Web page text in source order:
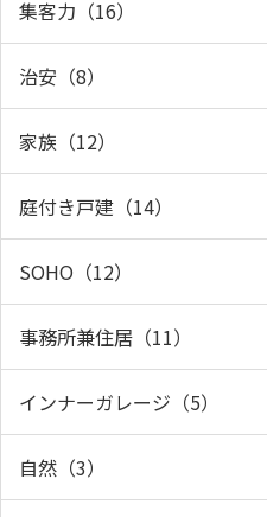
集客力（16）
治安（8）
家族（12）
庭付き戸建（14）
SOHO（12）
事務所兼住居（11）
インナーガレージ（5）
自然（3）